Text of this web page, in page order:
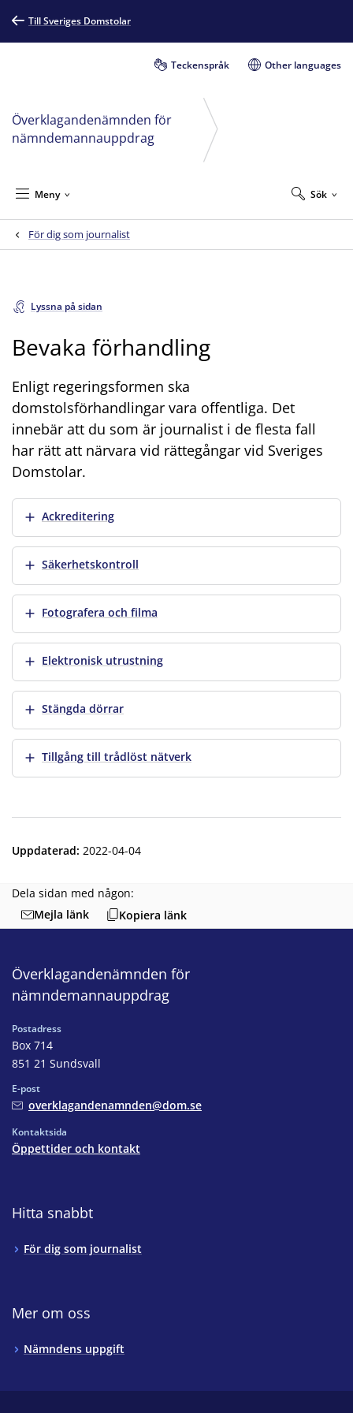
Till Sveriges Domstolar
Teckenspråk Other languages
Överklagandenämnden för
nämndemannauppdrag
Sök
Meny
För dig som journalist
Lyssna på sidan
Bevaka förhandling
Enligt regeringsformen ska
domstolsförhandlingar vara offentliga. Det
innebär att du som är journalist i de flesta fall
har rätt att närvara vid rättegångar vid Sveriges
Domstolar.
Visa merAckreditering
Visa merSäkerhetskontroll
Visa merFotografera och filma
Visa merElektronisk utrustning
Visa merStängda dörrar
Visa merTillgång till trådlöst nätverk
Uppdaterad: 2022-04-04
Dela sidan med någon:
Mejla länk
Kopiera länk
Överklagandenämnden för
nämndemannauppdrag
Postadress
Box 714
851 21 Sundsvall
E-post
overklagandenamnden@dom.se
Kontaktsida
Öppettider och kontakt
Hitta snabbt
För dig som journalist
Mer om oss
Nämndens uppgift